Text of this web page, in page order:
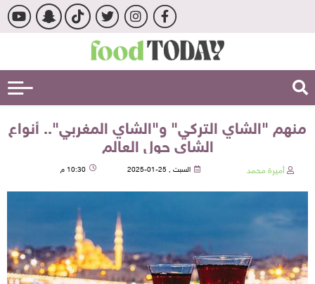
منهم "الشاي التركي" و"الشاي المغربي".. أنواع
الشاي حول العالم
أميرة محمد السبت , 25-01-2025 10:30 م